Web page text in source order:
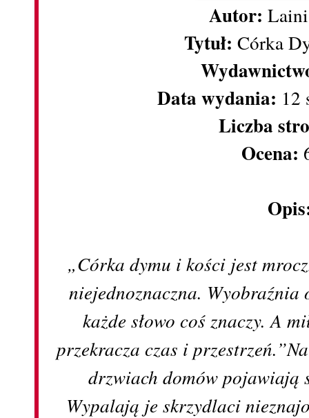
Autor:
Tytuł: Córka
Data wydania: 12
Liczba
Ocena:
„Córka dymu i kości jest
niejednoznaczna. Wyobraźnia
każde słowo coś znaczy. A
przekracza czas i
drzwiach domów pojawiają
Wypalają je skrzydlaci